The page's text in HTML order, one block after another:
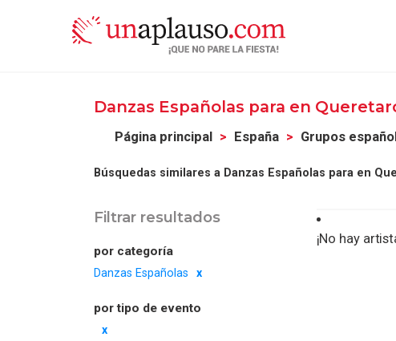
Danzas Españolas para en
Página principal España Grupos
Búsquedas similares a Danzas Españolas para en
Filtrar resultados
por categoría
Danzas Españolas
por tipo de evento
¡No hay